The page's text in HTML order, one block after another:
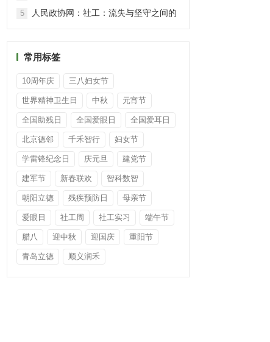
5
人民政协网：社工：流失与坚守之间的
常用标签
10周年庆 三八妇女节
世界精神卫生日 中秋 元宵节
全国助残日 全国爱眼日 全国爱耳日
北京德邻 千禾智行 妇女节
学雷锋纪念日 庆元旦 建党节
建军节 新春联欢 智科数智
朝阳立德 残疾预防日 母亲节
爱眼日 社工周 社工实习 端午节
腊八 迎中秋 迎国庆 重阳节
青岛立德 顺义润禾